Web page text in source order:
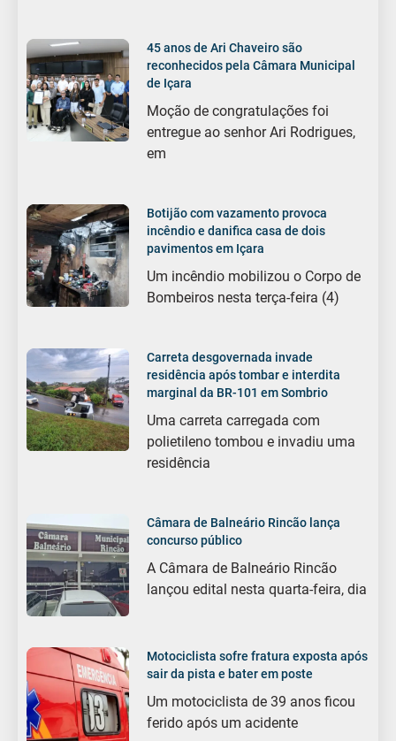
45 anos de Ari Chaveiro são
reconhecidos pela Câmara Municipal
de Içara
Moção de congratulações foi
entregue ao senhor Ari Rodrigues,
em
Botijão com vazamento provoca
incêndio e danifica casa de dois
pavimentos em Içara
Um incêndio mobilizou o Corpo de
Bombeiros nesta terça-feira (4)
Carreta desgovernada invade
residência após tombar e interdita
marginal da BR-101 em Sombrio
Uma carreta carregada com
polietileno tombou e invadiu uma
residência
Câmara de Balneário Rincão lança
concurso público
A Câmara de Balneário Rincão
lançou edital nesta quarta-feira, dia
Motociclista sofre fratura exposta após
sair da pista e bater em poste
Um motociclista de 39 anos ficou
ferido após um acidente